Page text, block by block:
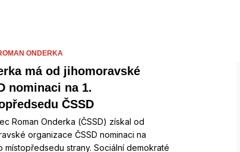
ONDERKA
má od jihomoravské
nominaci na 1.
ČSSD
Roman Onderka (ČSSD) získal od
organizace ČSSD nominaci na
místopředsedu strany. Sociální demokraté